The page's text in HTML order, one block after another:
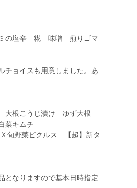
の塩辛 糀 味噌 煎りゴマ
チョイスも用意しました。あ
大根こうじ漬け ゆず大根
菜キムチ
旬野菜ピクルス 【超】新タ
となりますので基本日時指定